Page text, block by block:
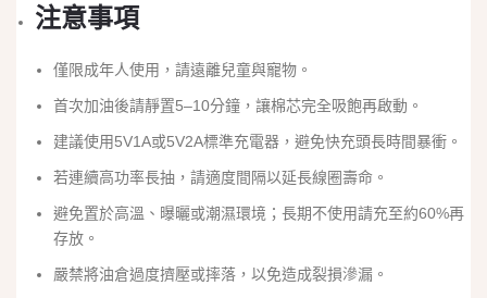
注意事項
僅限成年人使用，請遠離兒童與寵物。
首次加油後請靜置5–10分鐘，讓棉芯完全吸飽再啟動。
建議使用5V1A或5V2A標準充電器，避免快充頭長時間暴衝。
若連續高功率長抽，請適度間隔以延長線圈壽命。
避免置於高溫、曝曬或潮濕環境；長期不使用請充至約60%再
存放。
嚴禁將油倉過度擠壓或摔落，以免造成裂損滲漏。